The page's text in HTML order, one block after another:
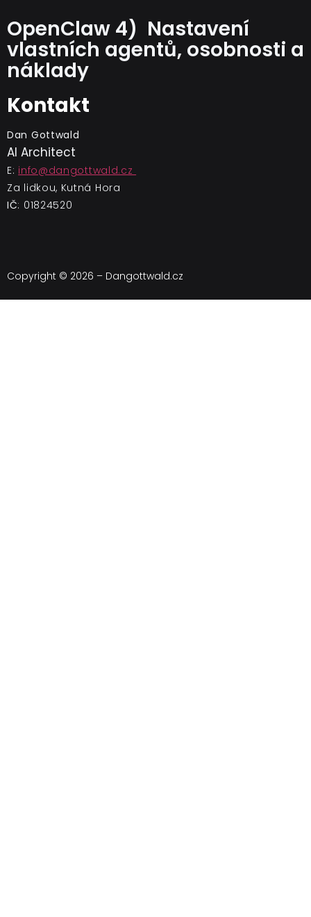
OpenClaw 4) Nastavení
vlastních agentů, osobnosti a
náklady
Kontakt
Dan Gottwald
AI Architect
E: info@dangottwald.cz
Za lidkou, Kutná Hora
IČ: 01824520
Copyright © 2026 – Dangottwald.cz